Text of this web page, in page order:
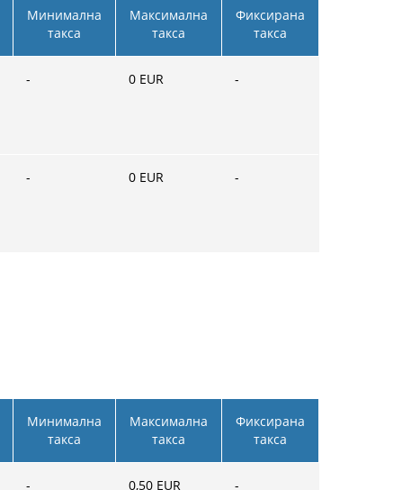
Минимална
такса
Максимална
такса
Фиксирана
такса
- 0 EUR -
- 0 EUR -
Минимална
такса
Максимална
такса
Фиксирана
такса
- 0,50 EUR -